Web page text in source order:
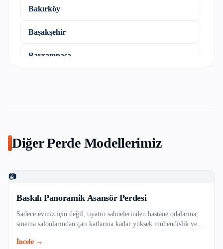
Bakırköy
Başakşehir
Bayrampaşa
Beyoğlu
Çatalca
Çekmeköy
Esenler
Diğer Perde Modellerimiz
📷
Baskılı Panoramik Asansör Perdesi
Sadece eviniz için değil; tiyatro sahnelerinden hastane odalarına,
sinema salonlarından çatı katlarına kadar yüksek mühendislik ve
güvenlik standartlarına tam uyumlu ve dayanıklı endüstriyel perde
İncele →